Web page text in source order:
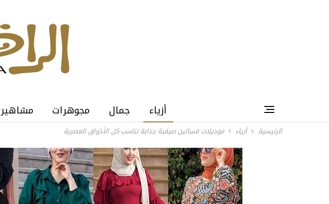
أزياء جمال مجوهرات مشاهير
الرئيسية أزياء موديلات فساتين صيفية جذابة تناسب كل الأذواق العصرية